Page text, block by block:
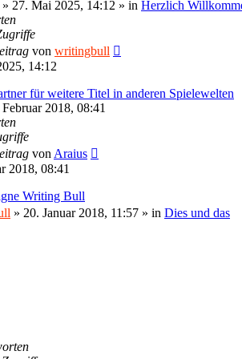
» 27. Mai 2025, 14:12 » in Herzlich
von writingbull
14:12
für weitere Titel in anderen Spielewelten
Februar 2018, 08:41
von Araius
2018, 08:41
Writing Bull
» 20. Januar 2018, 11:57 » in Dies und das